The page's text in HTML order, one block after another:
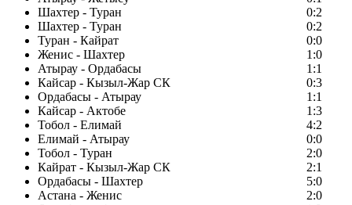
Шахтер - Туран
0:2
Шахтер - Туран
0:2
Туран - Кайрат
0:0
Женис - Шахтер
1:0
Атырау - Ордабасы
1:1
Кайсар - Кызыл-Жар СК
0:3
Ордабасы - Атырау
1:1
Кайсар - Актобе
1:3
Тобол - Елимай
4:2
Елимай - Атырау
0:0
Тобол - Туран
2:0
Кайрат - Кызыл-Жар СК
2:1
Ордабасы - Шахтер
5:0
Астана - Женис
2:0